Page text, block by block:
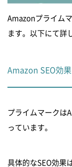
Amazonプライム
ます。以下にて詳
Amazon SEO効
プライムマークは
っています。
具体的なSEO効果